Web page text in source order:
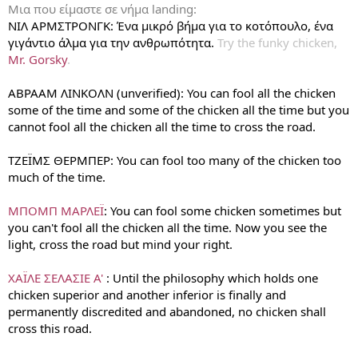
Μια που είμαστε σε νήμα landing:
ΝΙΛ ΑΡΜΣΤΡΟΝΓΚ: Ένα μικρό βήμα για το κοτόπουλο, ένα
γιγάντιο άλμα για την ανθρωπότητα. Try the funky chicken,
Mr. Gorsky.
ΑΒΡΑΑΜ ΛΙΝΚΟΛΝ (unverified): You can fool all the chicken
some of the time and some of the chicken all the time but you
cannot fool all the chicken all the time to cross the road.
ΤΖΕΪΜΣ ΘΕΡΜΠΕΡ: You can fool too many of the chicken too
much of the time.
ΜΠΟΜΠ ΜΑΡΛΕΪ: You can fool some chicken sometimes but
you can't fool all the chicken all the time. Now you see the
light, cross the road but mind your right.
ΧΑΪΛΕ ΣΕΛΑΣΙΕ Α' : Until the philosophy which holds one
chicken superior and another inferior is finally and
permanently discredited and abandoned, no chicken shall
cross this road.